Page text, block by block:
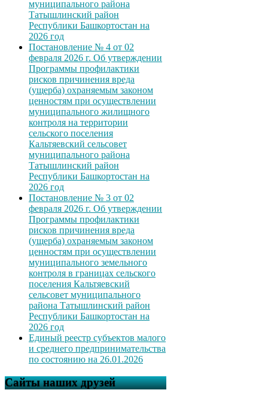
муниципального района
Татышлинский район
Республики Башкортостан на
2026 год
Постановление № 4 от 02
февраля 2026 г. Об утверждении
Программы профилактики
рисков причинения вреда
(ущерба) охраняемым законом
ценностям при осуществлении
муниципального жилищного
контроля на территории
сельского поселения
Кальтяевский сельсовет
муниципального района
Татышлинский район
Республики Башкортостан на
2026 год
Постановление № 3 от 02
февраля 2026 г. Об утверждении
Программы профилактики
рисков причинения вреда
(ущерба) охраняемым законом
ценностям при осуществлении
муниципального земельного
контроля в границах сельского
поселения Кальтяевский
сельсовет муниципального
района Татышлинский район
Республики Башкортостан на
2026 год
Единый реестр субъектов малого
и среднего предпринимательства
по состоянию на 26.01.2026
Сайты наших друзей